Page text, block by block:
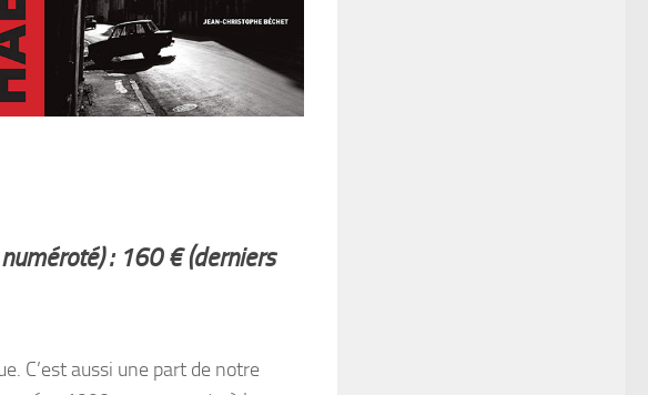
: 160 € (derniers
C’est aussi une part de notre